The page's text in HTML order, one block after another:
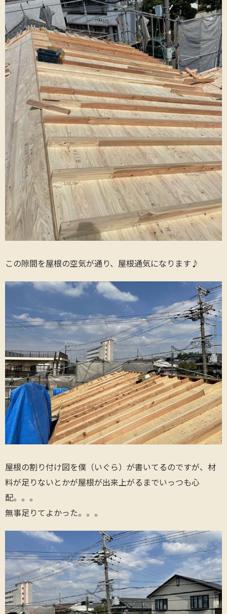
この隙間を屋根の空気が通り、屋根通気になります♪
屋根の割り付け図を僕（いぐら）が書いてるのですが、材
料が足りないとかが屋根が出来上がるまでいっつも心
配。。。
無事足りてよかった。。。